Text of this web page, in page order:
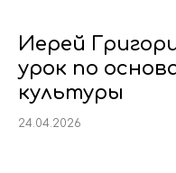
Иерей
урок по
культуры
24.04.2026